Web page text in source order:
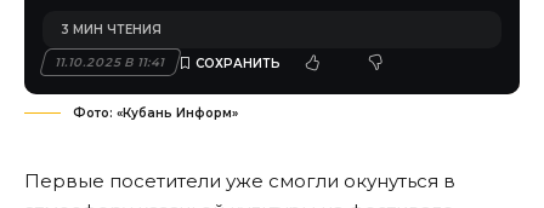
11.10.2025 В 11:41
3 МИН ЧТЕНИЯ
Фото: «Кубань Информ»
Первые посетители уже смогли окунуться в